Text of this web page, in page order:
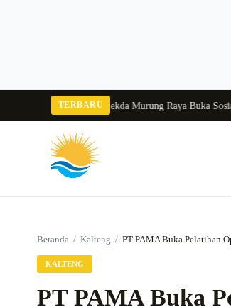
TERBARU
Balang 2026Pj Sekda Murung Raya Buka
Beranda / Kalteng / PT PAMA Buka Pelatihan
KALTENG
PT PAMA Buka